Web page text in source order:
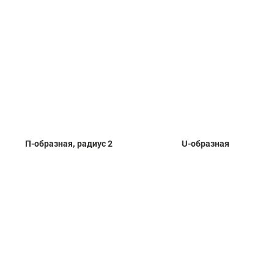
П-образная, радиус 2 U-образная